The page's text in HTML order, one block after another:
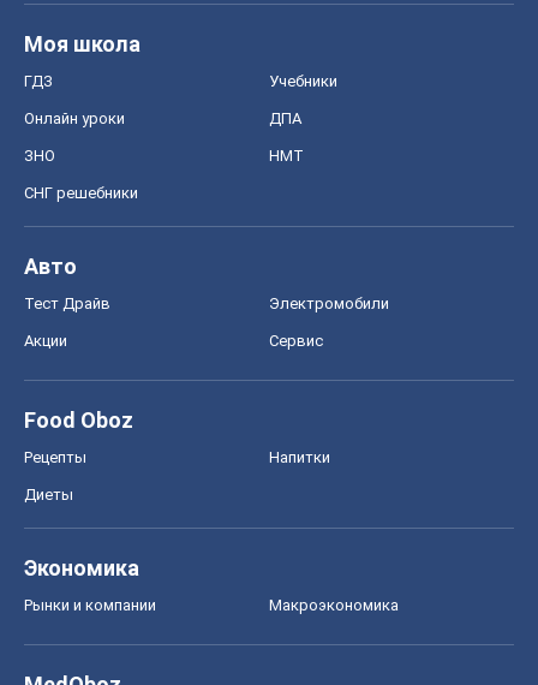
Моя школа
ГДЗ Учебники
Онлайн уроки ДПА
ЗНО НМТ
СНГ решебники
Авто
Тест Драйв Электромобили
Акции Сервис
Food Oboz
Рецепты Напитки
Диеты
Экономика
Рынки и компании Mакроэкономика